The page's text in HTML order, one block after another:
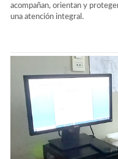
acompañan, orientan y
una atención integral.